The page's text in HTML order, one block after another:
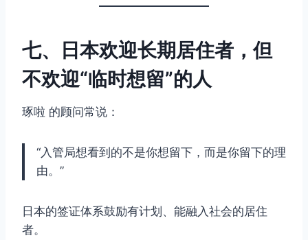
七、日本欢迎长期居住者，但
不欢迎“临时想留”的人
琢啦 的顾问常说：
“入管局想看到的不是你想留下，而是你留下的理
由。”
日本的签证体系鼓励有计划、能融入社会的居住
者。